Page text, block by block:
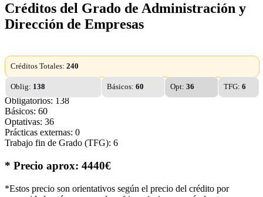
Créditos del Grado de Administración y
Dirección de Empresas
Créditos Totales: 240
Oblig: 138 Básicos:60 Opt:36 TFG: 6
Obligatorios: 138
Básicos: 60
Optativas: 36
Prácticas externas: 0
Trabajo fin de Grado (TFG): 6
* Precio aprox: 4440€
*Estos precio son orientativos según el precio del crédito por